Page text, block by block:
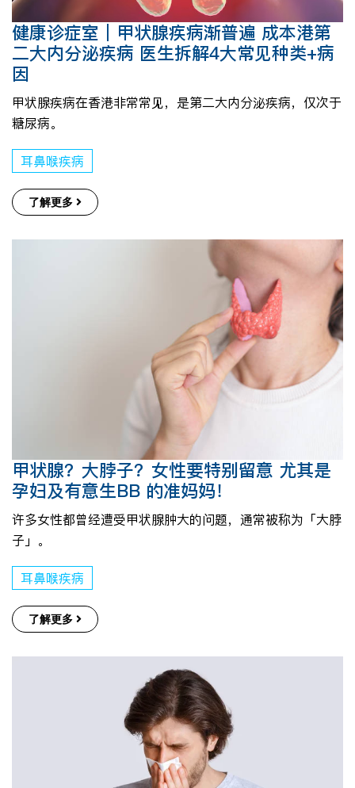
健康诊症室｜甲状腺疾病渐普遍 成本港第
二大内分泌疾病 医生拆解4大常见种类+病
因
甲状腺疾病在香港非常常见，是第二大内分泌疾病，仅次于
糖尿病。
耳鼻喉疾病
了解更多
甲状腺？大脖子？女性要特别留意 尤其是
孕妇及有意生BB 的准妈妈！
许多女性都曾经遭受甲状腺肿大的问题，通常被称为「大脖
子」。
耳鼻喉疾病
了解更多